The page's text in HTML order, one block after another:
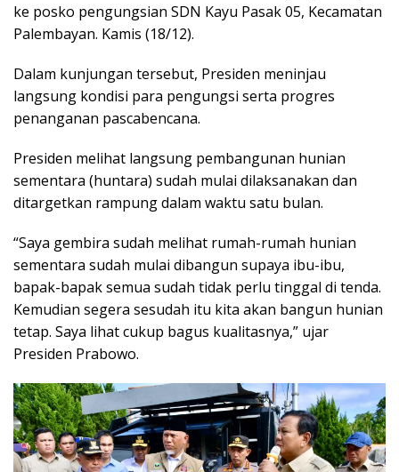
ke posko pengungsian SDN Kayu Pasak 05, Kecamatan
Palembayan. Kamis (18/12).
Dalam kunjungan tersebut, Presiden meninjau
langsung kondisi para pengungsi serta progres
penanganan pascabencana.
Presiden melihat langsung pembangunan hunian
sementara (huntara) sudah mulai dilaksanakan dan
ditargetkan rampung dalam waktu satu bulan.
“Saya gembira sudah melihat rumah-rumah hunian
sementara sudah mulai dibangun supaya ibu-ibu,
bapak-bapak semua sudah tidak perlu tinggal di tenda.
Kemudian segera sesudah itu kita akan bangun hunian
tetap. Saya lihat cukup bagus kualitasnya,” ujar
Presiden Prabowo.